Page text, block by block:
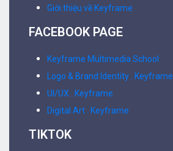
Giới thiệu về Keyframe
FACEBOOK PAGE
Keyframe Multimedia School
Logo & Brand Identity . Keyframe
UI/UX . Keyframe
Digital Art . Keyframe
TIKTOK